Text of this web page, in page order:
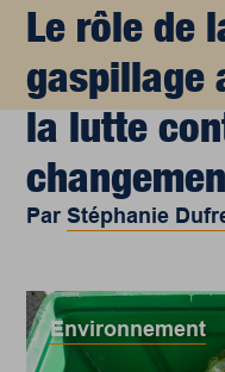
Le rôle de
gaspillage
la lutte
ParStéphanie
Environnement